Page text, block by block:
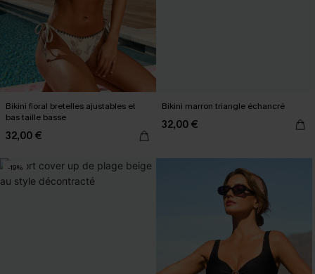
Bikini floral bretelles ajustables et
bas taille basse
32,00 €
Bikini marron triangle échancré
32,00 €
-19%